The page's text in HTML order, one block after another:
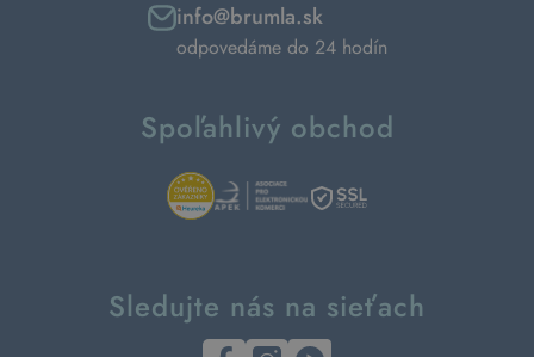
info@brumla.sk
odpovedáme do 24 hodín
Spoľahlivý obchod
Sledujte nás na sieťach